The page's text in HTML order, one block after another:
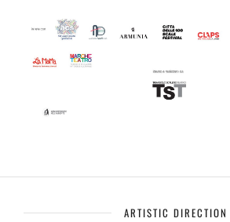
ARTISTIC DIRECTION